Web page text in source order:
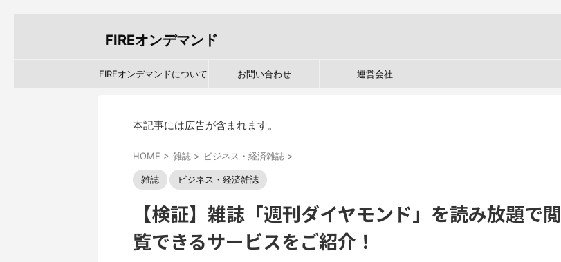
FIREオンデマンド
FIREオンデマンドについて お問い合わせ 運営会社
本記事には広告が含まれます。
HOME > 雑誌 > ビジネス・経済雑誌 >
雑誌 ビジネス・経済雑誌
【検証】雑誌「週刊ダイヤモンド」を読み放題で閲
覧できるサービスをご紹介！